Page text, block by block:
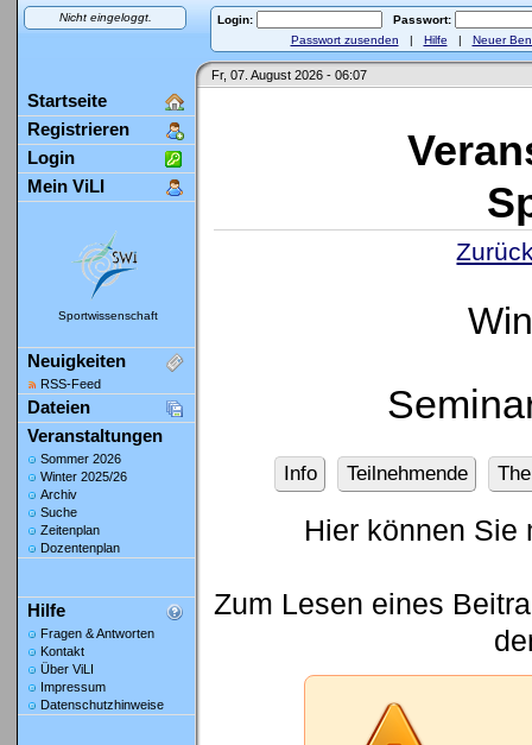
Nicht eingeloggt. Login:
Passwort:
Passwort zusenden | Hilfe | Neuer
Fr, 07. August 2026 - 06:07
Startseite
Registrieren
Login
Mein ViLI
Sportwissenschaft
Neuigkeiten
RSS-Feed
Dateien
Veranstaltungen
Sommer 2026
Winter 2025/26
Archiv
Suche
Zeitenplan
Dozentenplan
Hilfe
Fragen & Antworten
Kontakt
Über ViLI
Impressum
Datenschutzhinweise
Info Teilnehmende
Hier können Sie
Zum Lesen eines